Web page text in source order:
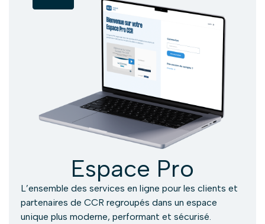
Espace Pro
L’ensemble des services en ligne pour les clients et
partenaires de CCR regroupés dans un espace
unique plus moderne, performant et sécurisé.